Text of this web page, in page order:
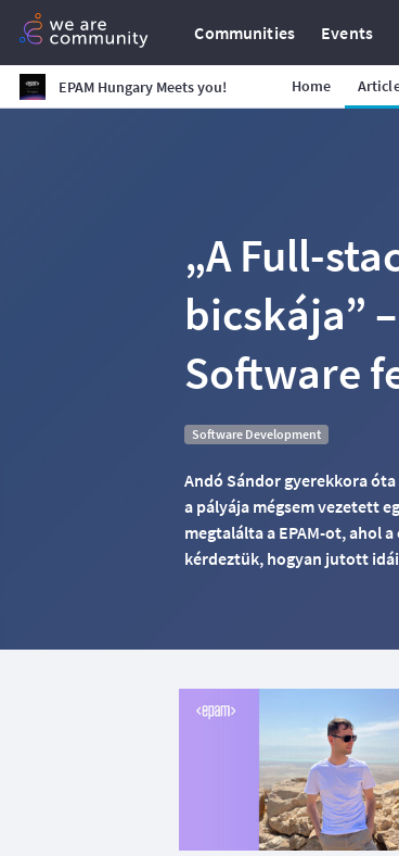
Communities Events
EPAM Hungary Meets you! Home
„A Full-
bicskája”
Software
Software Development
Andó Sándor gyerekkora
a pályája mégsem vezetett
megtalálta a EPAM-ot, ahol
kérdeztük, hogyan jutott